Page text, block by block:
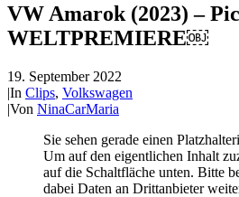
VW Amarok (2023) –
WELTPREMIERE￼
19. September 2022
|In Clips, Volkswagen
|Von NinaCarMaria
Sie sehen gerade einen
Um auf den eigentlichen Inhalt
auf die Schaltfläche unten. Bitte
dabei Daten an Drittanbieter